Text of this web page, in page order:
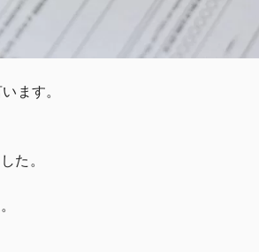
ます。
た。